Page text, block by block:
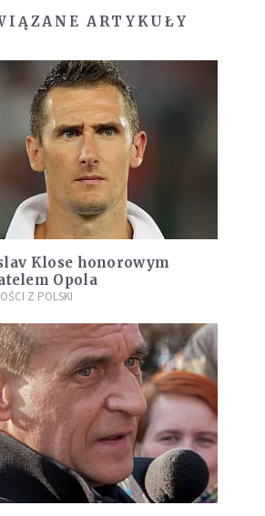
ARTYKUŁY
Klose honorowym
Opola
Z POLSKI